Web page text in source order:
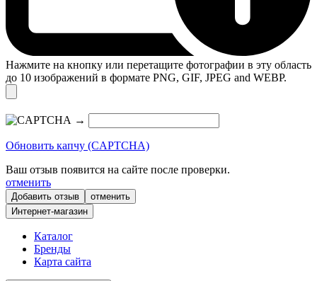
Нажмите на кнопку или перетащите фотографии в эту область
до 10 изображений в формате PNG, GIF, JPEG and WEBP.
→
Обновить капчу (CAPTCHA)
Ваш отзыв появится на сайте после проверки.
отменить
отменить
Интернет-магазин
Каталог
Бренды
Карта сайта